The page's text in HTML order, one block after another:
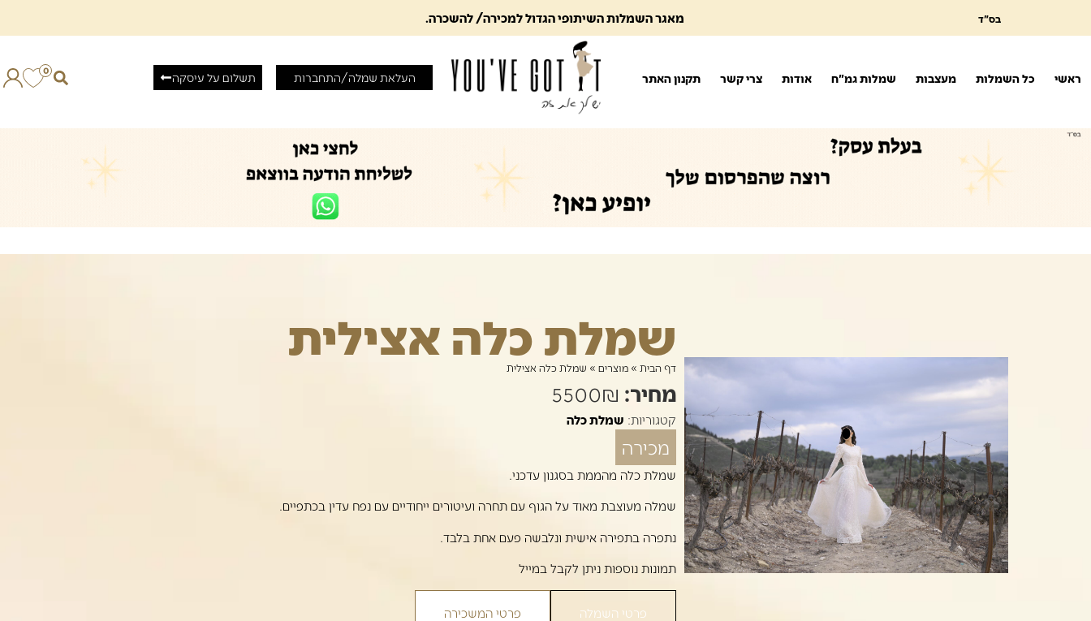
מאגר השמלות השיתופי הגדול למכירה/ להשכרה. בס"ד
ראשי כל השמלות מעצבות שמלות גמ"ח אודות צרי קשר תקנון האתר העלאת שמלה/התחברות תשלום על עיסקה
0
שמלת כלה אצילית
דף הבית » מוצרים » שמלת כלה אצילית
מחיר:
קטגוריות: שמלת כלה
מכירה
שמלת כלה מהממת בסגנון עדכני.
שמלה מעוצבת מאוד על הגוף עם תחרה ועיטורים ייחודיים עם נפח עדין בכתפיים.
נתפרה בתפירה אישית ונלבשה פעם אחת בלבד.
תמונות נוספות ניתן לקבל במייל
פרטי השמלה פרטי המשכירה